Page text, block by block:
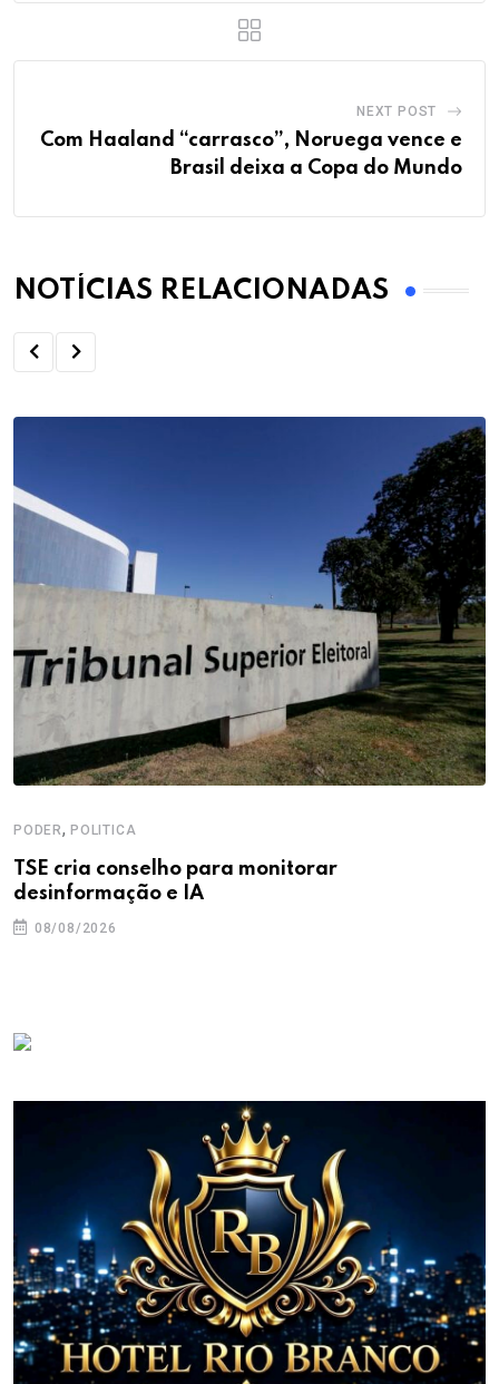
NEXT POST
Com Haaland “carrasco”, Noruega vence e
Brasil deixa a Copa do Mundo
NOTÍCIAS RELACIONADAS
PODER, POLITICA
TSE cria conselho para monitorar
desinformação e IA
08/08/2026